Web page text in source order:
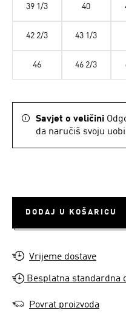
39 1/3 40
42 2/3 43 1/3
46 46 2/3
Savjet o veličini
da naručiš svoju
DODAJ U KOŠARICU
Vrijeme dostave
Besplatna standardna
Povrat proizvoda